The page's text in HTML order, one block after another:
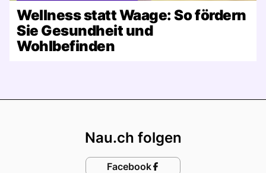
Wellness statt Waage: So fördern
Sie Gesundheit und
Wohlbefinden
Nau.ch folgen
Facebook